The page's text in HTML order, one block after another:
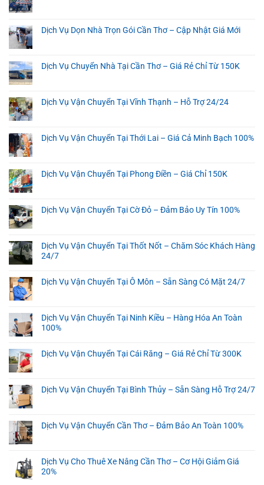
Dịch Vụ Dọn Nhà Trọn Gói Cần Thơ – Cập Nhật Giá Mới
Dịch Vụ Chuyển Nhà Tại Cần Thơ – Giá Rẻ Chỉ Từ 150K
Dịch Vụ Vận Chuyển Tại Vĩnh Thạnh – Hỗ Trợ 24/24
Dịch Vụ Vận Chuyển Tại Thới Lai – Giá Cả Minh Bạch 100%
Dịch Vụ Vận Chuyển Tại Phong Điền – Giá Chỉ 150K
Dịch Vụ Vận Chuyển Tại Cờ Đỏ – Đảm Bảo Uy Tín 100%
Dịch Vụ Vận Chuyển Tại Thốt Nốt – Chăm Sóc Khách Hàng
24/7
Dịch Vụ Vận Chuyển Tại Ô Môn – Sẵn Sàng Có Mặt 24/7
Dịch Vụ Vận Chuyển Tại Ninh Kiều – Hàng Hóa An Toàn
100%
Dịch Vụ Vận Chuyển Tại Cái Răng – Giá Rẻ Chỉ Từ 300K
Dịch Vụ Vận Chuyển Tại Bình Thủy – Sẵn Sàng Hỗ Trợ 24/7
Dịch Vụ Vận Chuyển Cần Thơ – Đảm Bảo An Toàn 100%
Dịch Vụ Cho Thuê Xe Nâng Cần Thơ – Cơ Hội Giảm Giá
20%